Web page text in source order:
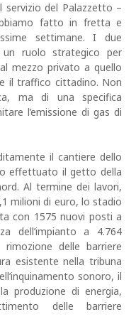
servizio del Palazzetto –
fatto in fretta e
settimane. I due
un ruolo strategico per
mezzo privato a quello
il traffico cittadino. Non
ma di una specifica
l’emissione di gas di
il cantiere dello
effettuato il getto della
Al termine dei lavori,
milioni di euro, lo stadio
con 1575 nuovi posti a
dell’impianto a 4.764
delle barriere
esistente nella tribuna
sonoro, il
produzione di energia,
delle barriere